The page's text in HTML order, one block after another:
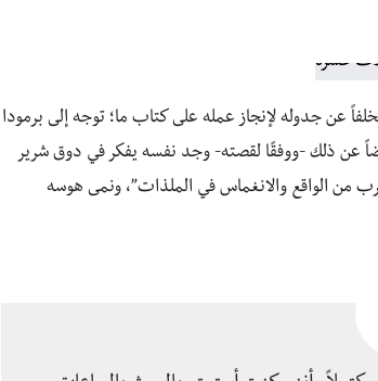
عن جدوله لإنجاز عمله على كتاب ما؛ توجه إلى برمودا
عن ذلك -ووفقًا لقصته- وجد نفسه يفكر في دوق شرير
من الواقع والانغماس في الملذات”، ونمى هوسه